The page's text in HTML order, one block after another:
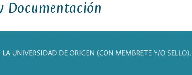
Documentación